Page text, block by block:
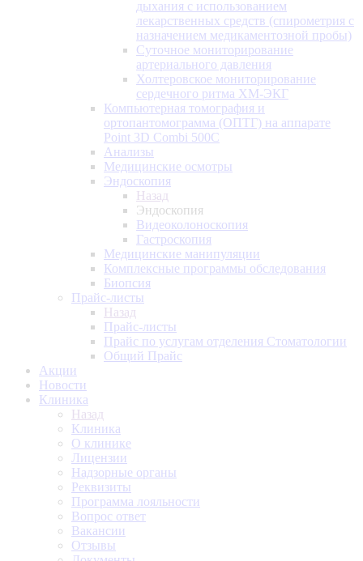
дыхания с использованием
лекарственных средств (спирометрия с
назначением медикаментозной пробы)
Суточное мониторирование
артериального давления
Холтеровское мониторирование
сердечного ритма ХМ-ЭКГ
Компьютерная томография и
ортопантомограмма (ОПТГ) на аппарате
Point 3D Combi 500C
Анализы
Медицинские осмотры
Эндоскопия
Назад
Эндоскопия
Видеоколоноскопия
Гастроскопия
Медицинские манипуляции
Комплексные программы обследования
Биопсия
Прайс-листы
Назад
Прайс-листы
Прайс по услугам отделения Стоматологии
Общий Прайс
Акции
Новости
Клиника
Назад
Клиника
О клинике
Лицензии
Надзорные органы
Реквизиты
Программа лояльности
Вопрос ответ
Вакансии
Отзывы